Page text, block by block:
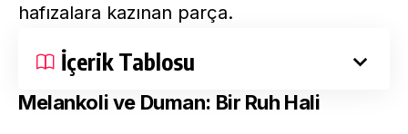
hafızalara kazınan parça.
İçerik Tablosu
Melankoli ve Duman: Bir Ruh Hali